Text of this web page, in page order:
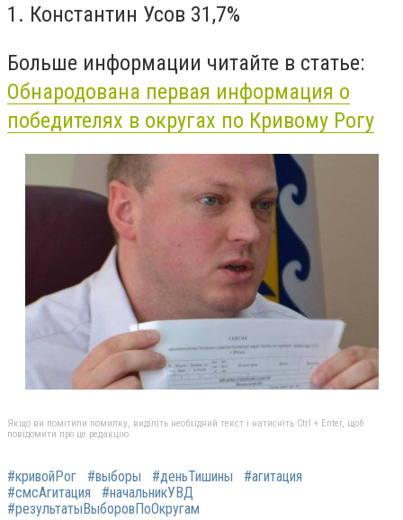
1. Константин Усов 31,7%
Больше информации читайте в статье:
Обнародована первая информация о
победителях в округах по Кривому Рогу
Якщо ви помітили помилку, виділіть необхідний текст і натисніть Ctrl + Enter, щоб
повідомити про це редакцію
#кривойРог #выборы #деньТишины
#агитация
#смсАгитация
#начальникУВД
#результатыВыборовПоОкругам